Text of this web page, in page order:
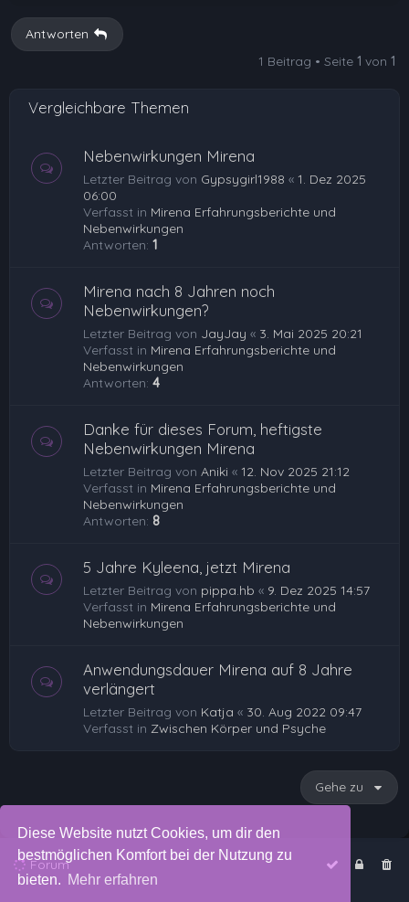
Diese Website nutzt Cookies, um dir den
bestmöglichen Komfort bei der Nutzung zu
bieten. Mehr erfahren
b
Antworten
1 Beitrag • Seite 1 von 1
Vergleichbare Themen
Nebenwirkungen Mirena
Letzter Beitrag von Gypsygirl1988 « 1. Dez 2025
06:00
Verfasst in Mirena Erfahrungsberichte und
Nebenwirkungen
Antworten: 1
Mirena nach 8 Jahren noch
Nebenwirkungen?
Letzter Beitrag von JayJay « 3. Mai 2025 20:21
Verfasst in Mirena Erfahrungsberichte und
Nebenwirkungen
Antworten: 4
Danke für dieses Forum, heftigste
Nebenwirkungen Mirena
Letzter Beitrag von Aniki « 12. Nov 2025 21:12
Verfasst in Mirena Erfahrungsberichte und
Nebenwirkungen
Antworten: 8
5 Jahre Kyleena, jetzt Mirena
Letzter Beitrag von pippa.hb « 9. Dez 2025 14:57
Verfasst in Mirena Erfahrungsberichte und
Nebenwirkungen
Anwendungsdauer Mirena auf 8 Jahre
verlängert
Letzter Beitrag von Katja « 30. Aug 2022 09:47
Verfasst in Zwischen Körper und Psyche
Gehe zu
Forum